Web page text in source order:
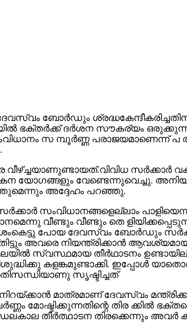
ബോര്‍ഡും
ഭക്തര്‍ക്ക് ദര്‍ശന സൗകര്യം
സ മ്പൂര്‍ണ്ണ പരാജയമാണെന്ന്
സര്‍ക്കാര്‍
യോഗങ്ങളും വേണ്ടെന്നുവെച്ചു.
അദ്ദേഹം പറഞ്ഞു.
സംവിധാനങ്ങളെല്ലാം
വീണ്ടും വീണ്ടും തെ
പോയ ദേവസ്വം ബോര്‍ഡും
അവരെ നിയന്ത്രിക്കാന്‍
സ്വസ്ഥമായ തീര്‍ഥാടനം
കളങ്കമുണ്ടാക്കി. ഇപ്പോള്‍
സൃഷ്ടിച്ചത്
മാത്രമാണ് ദേവസ്വം
മോഷ്ടിക്കുന്നതിന്റെ തിര ക്കില്‍
തീര്‍ത്ഥാടന തിരക്കെന്നും